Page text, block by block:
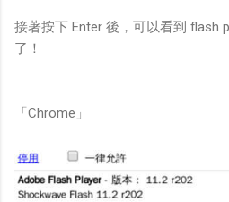
接著按下 Enter 後，可以看到 flash
了！
「Chrome」